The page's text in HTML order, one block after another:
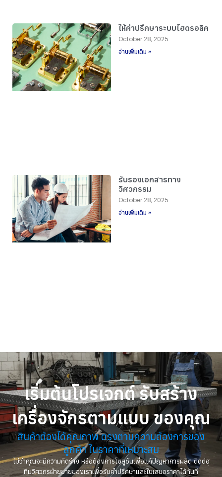
ให้คำปรึกษาระบบไฮดรอลิค
October 28, 2025
อ่านเพิ่มเติม »
รับรองเอกสารทาง
วิศวกรรม
October 28, 2025
อ่านเพิ่มเติม »
เริ่มต้นโปรเจกต์ รับสร้าง
เครื่องจักรตามแบบ ของคุณ
สินค้าต้องได้คุณภาพ ตรงตามความต้องการของ
ลูกค้า ในราคาที่เหมาะสม
ไม่ว่าคุณจะมีความคิดร่าง หรือต้องการโซลูชันเพื่อแก้ปัญหาการผลิต ติดต่อ
ทีมวิศวกรฝ่ายขายของเราเพื่อรับคำปรึกษาและใบเสนอราคาได้ทันที